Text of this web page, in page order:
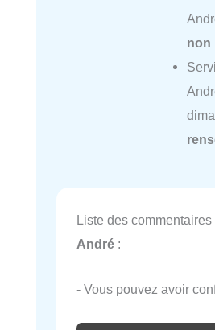
non
Liste des commentaires
André :
- Vous pouvez avoir